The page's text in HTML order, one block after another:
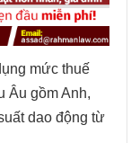
mức thuế
Âu gồm Anh,
dao động từ